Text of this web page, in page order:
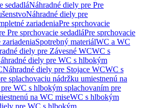
sedadláNáhradné diely pre Pre
Náhradné diely pre
zariadeniaPre sprchovacie
Pre sprchovacie sedadláPre sprchovacie
Spotrebný materiálWC a WC
diely pre Závesné WCWC s
diely pre WC s hlbokým
Náhradné diely pre Stojace WCWC s
splachovaciu nádržku umiestnenú na
WC s hlbokým splachovaním pre
na WC miseWC s hlbokým
pre WC s hlbokým